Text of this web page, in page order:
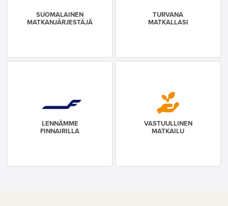
SUOMALAINEN
MATKANJÄRJESTÄJÄ
TURVANA
MATKALLASI
LENNÄMME
FINNAIRILLA
VASTUULLINEN
MATKAILU